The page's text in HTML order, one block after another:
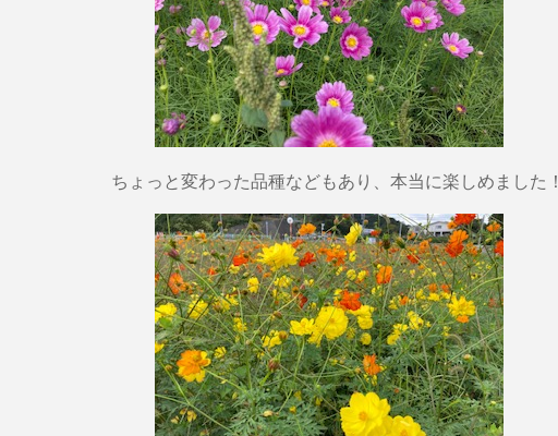
ちょっと変わった品種などもあり、本当に楽しめました！